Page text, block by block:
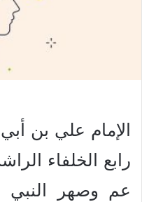
الإمام علي بن
رابع الخلفاء
عم وصهر النبي